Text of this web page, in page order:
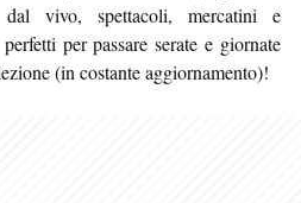
vivo, spettacoli, mercatini e
per passare serate e giornate
(in costante aggiornamento)!